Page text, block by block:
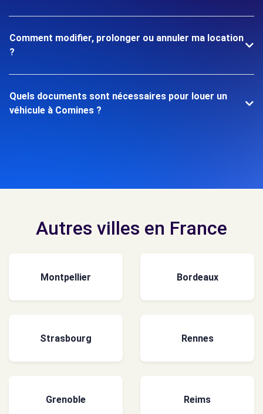
Comment modifier, prolonger ou annuler ma location
?
Quels documents sont nécessaires pour louer un
véhicule à Comines ?
Autres villes en France
Montpellier Bordeaux
Strasbourg Rennes
Grenoble Reims